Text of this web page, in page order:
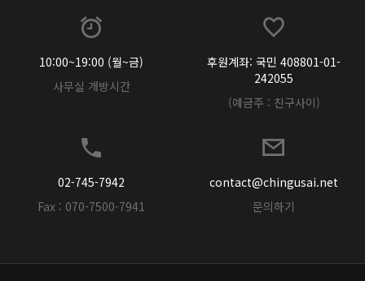
10:00~19:00 (월~금)
사무실 개방시간
후원계좌: 국민 408801-01-
242055
(예금주 : 친구사이)
02-745-7942
Fax : 070-7500-7941
contact@chingusai.net
문의하기